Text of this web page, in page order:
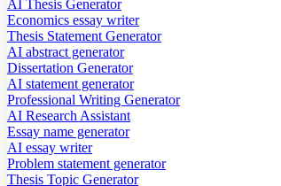
AI Thesis Generator
Economics essay writer
Thesis Statement Generator
AI abstract generator
Dissertation Generator
AI statement generator
Professional Writing Generator
AI Research Assistant
Essay name generator
AI essay writer
Problem statement generator
Thesis Topic Generator